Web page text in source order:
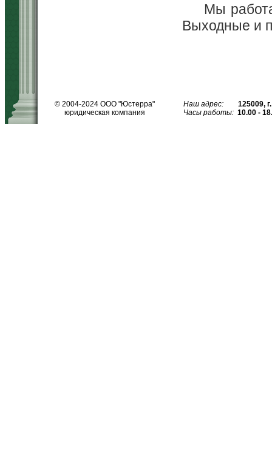
Мы
Выходные и
© 2004-2024 ООО "Юстерра"
юридическая компания
Наш адрес: 125009,
Часы работы: 10.00 -